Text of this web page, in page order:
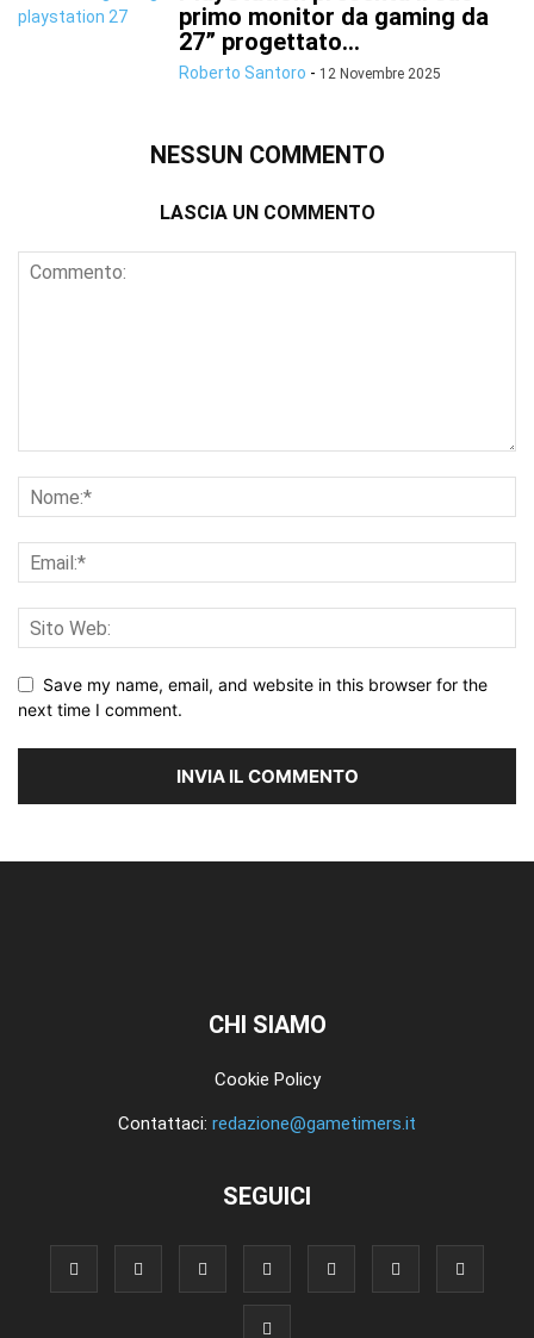
primo monitor da gaming da
27” progettato...
Roberto Santoro - 12 Novembre 2025
NESSUN COMMENTO
LASCIA UN COMMENTO
Save my name, email, and website in this browser for the
next time I comment.
CHI SIAMO
Cookie Policy
Contattaci: redazione@gametimers.it
SEGUICI